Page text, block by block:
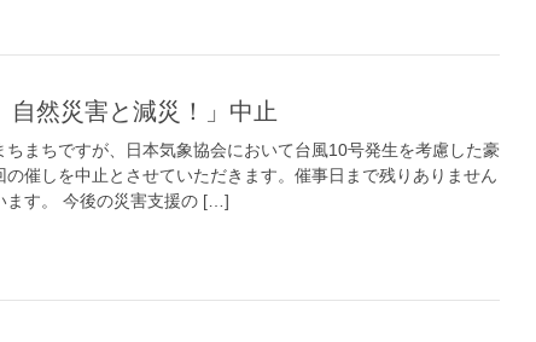
う 自然災害と減災！」中止
ちまちですが、日本気象協会において台風10号発生を考慮した豪
催しを中止とさせていただきます。催事日まで残りありません
ます。 今後の災害支援の […]